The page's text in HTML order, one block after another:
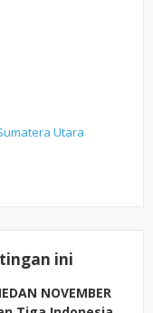
Utara
ini
NOVEMBER